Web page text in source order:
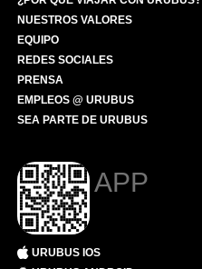
NUESTROS VALORES
EQUIPO
REDES SOCIALES
PRENSA
EMPLEOS @ URUBUS
SEA PARTE DE URUBUS
APP
URUBUS IOS